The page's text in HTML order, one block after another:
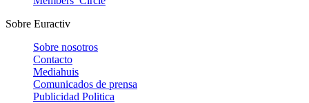
Sobre Euractiv
Sobre nosotros
Contacto
Mediahuis
Comunicados de prensa
Publicidad Politica